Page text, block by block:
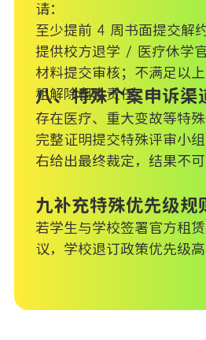
请：
至少提前 4 周书面提交解
提供校方退学 / 医疗休学官
材料提交审核；不满足以
租解除租金责任。
八、特殊个案申诉渠
存在医疗、重大变故等特
完整证明提交特殊评审小
右给出最终裁定，结果不可
九补充特殊优先级规
若学生与学校签署官方租
议，学校退订政策优先级高